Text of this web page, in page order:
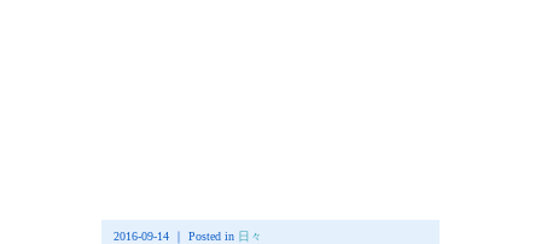
2016-09-14 ｜ Posted in 日々